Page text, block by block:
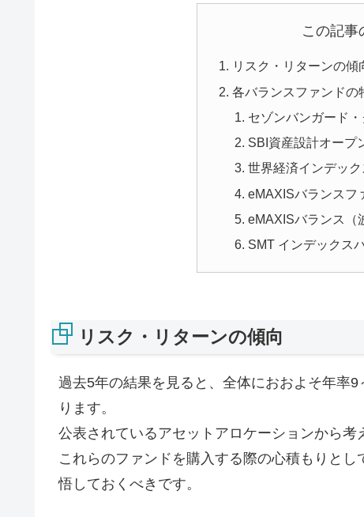
この記事
リスク・リターンの傾
各バランスファンドの
セゾンバンガード
SBI資産設計オープ
世界経済インデッ
eMAXISバランスフ
eMAXISバランス（
SMT インデックス
リスク・リターンの傾向
過去5年の結果を見ると、全体におおよそ年率
ります。
公表されているアセットアロケーションから考
これらのファンドを購入する際の心積もりと
悟しておくべきです。